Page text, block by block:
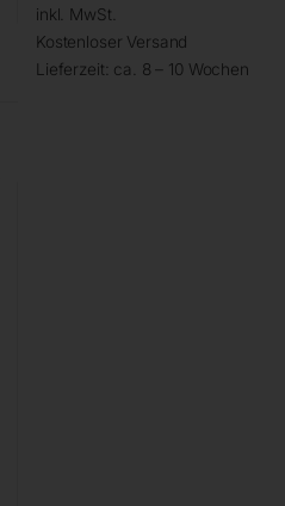
inkl. MwSt.
Kostenloser Versand
Lieferzeit: ca. 8 – 10 Wochen